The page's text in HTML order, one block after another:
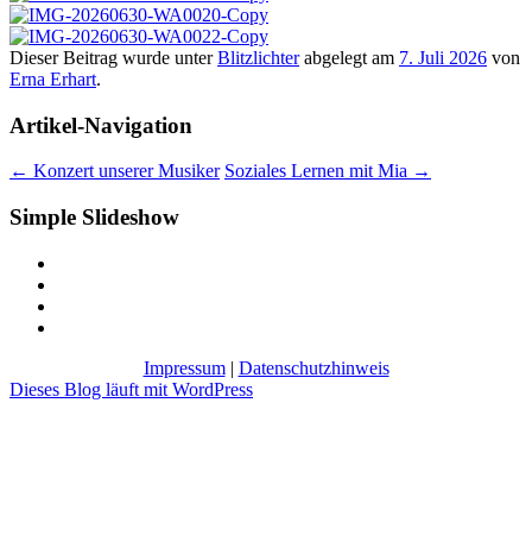
Dieser Beitrag wurde unterBlitzlichterabgelegt am 7. Juli 2026 von
Erna Erhart.
Artikel-Navigation
← Konzert unserer Musiker Soziales Lernen mit Mia →
Simple Slideshow
Impressum| Datenschutzhinweis
Dieses Blog läuft mit WordPress